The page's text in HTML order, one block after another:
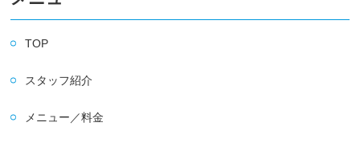
TOP
スタッフ紹介
メニュー／料金